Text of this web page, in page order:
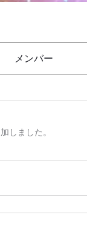
メンバー
しました。